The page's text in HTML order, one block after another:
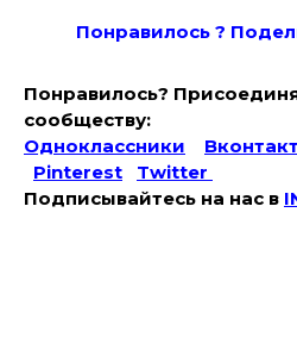
Понравилось ? Поде
Понравилось?
сообществу:
Одноклассники
Pinterest
Twitter
Подписывайтесь на наc в